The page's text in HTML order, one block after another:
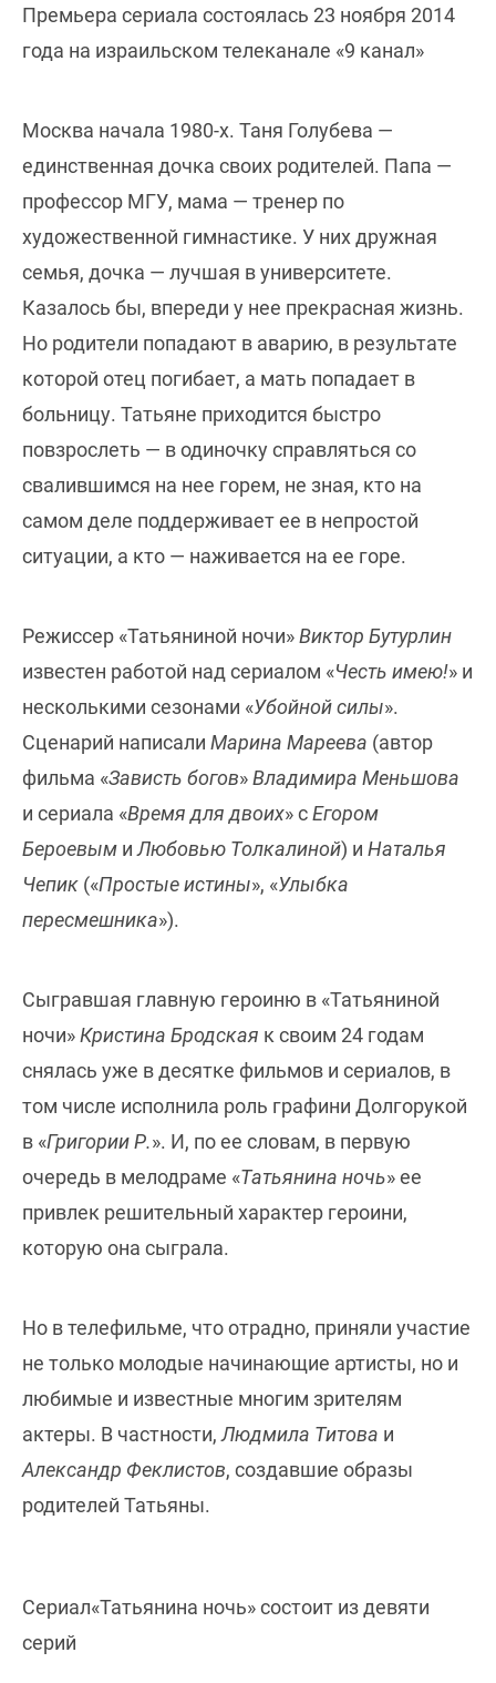
Премьера сериала состоялась 23 ноября 2014
года на израильском телеканале «9 канал»
Москва начала 1980-х. Таня Голубева —
единственная дочка своих родителей. Папа —
профессор МГУ, мама — тренер по
художественной гимнастике. У них дружная
семья, дочка — лучшая в университете.
Казалось бы, впереди у нее прекрасная жизнь.
Но родители попадают в аварию, в результате
которой отец погибает, а мать попадает в
больницу. Татьяне приходится быстро
повзрослеть — в одиночку справляться со
свалившимся на нее горем, не зная, кто на
самом деле поддерживает ее в непростой
ситуации, а кто — наживается на ее горе.
Режиссер «Татьяниной ночи»Виктор Бутурлин
известен работой над сериалом «Честь имею!» и
несколькими сезонами «Убойной силы».
Сценарий написали Марина Мареева (автор
фильма «Зависть богов»Владимира Меньшова
и сериала «Время для двоих» сЕгором
Бероевым иЛюбовью Толкалиной) и Наталья
Чепик («Простые истины», «Улыбка
пересмешника»).
Сыгравшая главную героиню в «Татьяниной
ночи»Кристина Бродская к своим 24 годам
снялась уже в десятке фильмов и сериалов, в
том числе исполнила роль графини Долгорукой
в «Григории Р.». И, по ее словам, в первую
очередь в мелодраме «Татьянина ночь» ее
привлек решительный характер героини,
которую она сыграла.
Но в телефильме, что отрадно, приняли участие
не только молодые начинающие артисты, но и
любимые и известные многим зрителям
актеры. В частности,Людмила Титова и
Александр Феклистов, создавшие образы
родителей Татьяны.
Сериал«Татьянина ночь» состоит из девяти
серий